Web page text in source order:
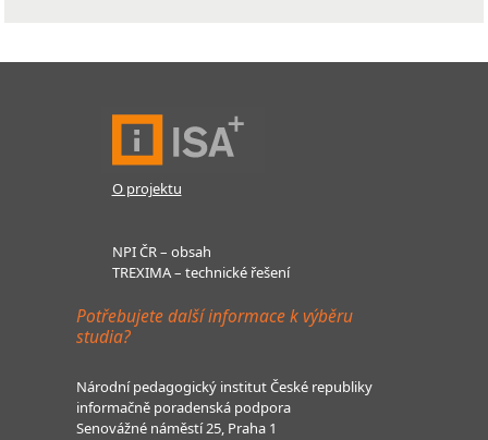
O projektu
NPI ČR – obsah
TREXIMA – technické řešení
Potřebujete další informace k výběru
studia?
Národní pedagogický institut České republiky
informačně poradenská podpora
Senovážné náměstí 25, Praha 1